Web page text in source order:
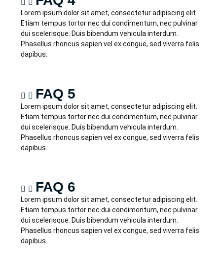
Lorem ipsum dolor sit amet, consectetur adipiscing elit.
Etiam tempus tortor nec dui condimentum, nec pulvinar
dui scelerisque. Duis bibendum vehicula interdum.
Phasellus rhoncus sapien vel ex congue, sed viverra felis
dapibus.
FAQ 5
Lorem ipsum dolor sit amet, consectetur adipiscing elit.
Etiam tempus tortor nec dui condimentum, nec pulvinar
dui scelerisque. Duis bibendum vehicula interdum.
Phasellus rhoncus sapien vel ex congue, sed viverra felis
dapibus.
FAQ 6
Lorem ipsum dolor sit amet, consectetur adipiscing elit.
Etiam tempus tortor nec dui condimentum, nec pulvinar
dui scelerisque. Duis bibendum vehicula interdum.
Phasellus rhoncus sapien vel ex congue, sed viverra felis
dapibus.